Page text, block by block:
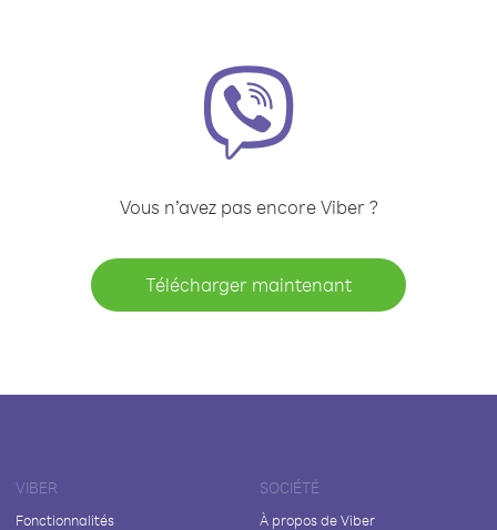
Vous n’avez pas encore Viber ?
Télécharger maintenant
VIBER
Fonctionnalités
SOCIÉTÉ
À propos de Viber